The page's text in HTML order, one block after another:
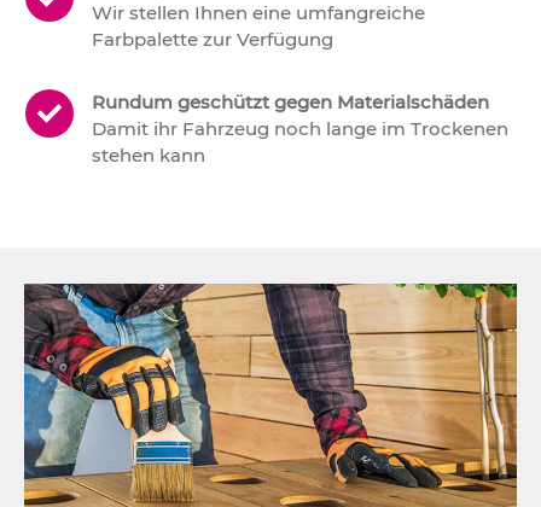
Wir stellen Ihnen eine umfangreiche
Farbpalette zur Verfügung
Rundum geschützt gegen Materialschäden
Damit ihr Fahrzeug noch lange im Trockenen
stehen kann